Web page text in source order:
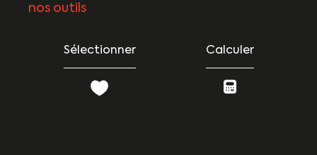
nos outils
Sélectionner Calculer